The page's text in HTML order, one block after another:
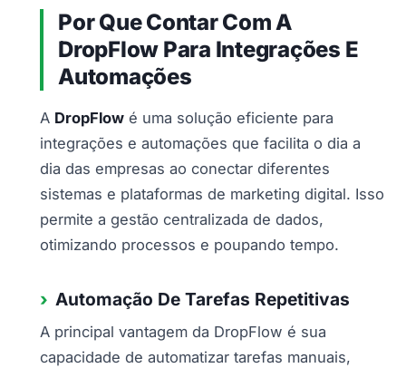
Por Que Contar Com A
DropFlow Para Integrações E
Automações
A DropFlow é uma solução eficiente para
integrações e automações que facilita o dia a
dia das empresas ao conectar diferentes
sistemas e plataformas de marketing digital. Isso
permite a gestão centralizada de dados,
otimizando processos e poupando tempo.
Automação De Tarefas Repetitivas
A principal vantagem da DropFlow é sua
capacidade de automatizar tarefas manuais,